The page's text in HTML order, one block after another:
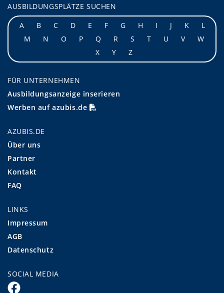
AUSBILDUNGSPLÄTZE SUCHEN
A
B C D E F G H I J K
L
M
N O P Q R S T U V
W
X
Y Z
FÜR UNTERNEHMEN
Ausbildungsanzeige inserieren
Werben auf azubis.de
AZUBIS.DE
Über uns
Partner
Kontakt
FAQ
LINKS
Impressum
AGB
Datenschutz
SOCIAL MEDIA